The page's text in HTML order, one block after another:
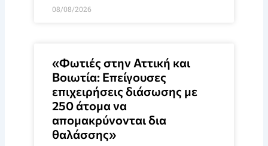
08/08/2026
«Φωτιές στην Αττική και
Βοιωτία: Επείγουσες
επιχειρήσεις διάσωσης με
250 άτομα να
απομακρύνονται δια
θαλάσσης»